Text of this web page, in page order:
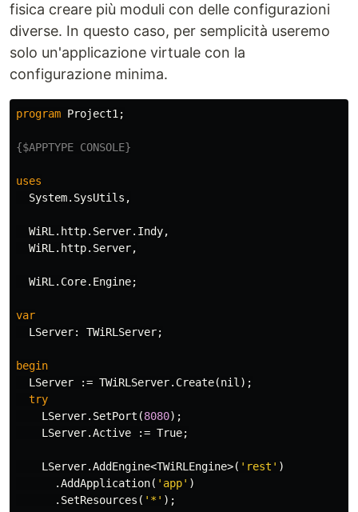
fisica creare più moduli con delle configurazioni
diverse. In questo caso, per semplicità useremo
solo un'applicazione virtuale con la
configurazione minima.
program Project1 ;
{$APPTYPE CONSOLE}
uses
System. SysUtils ,
WiRL . http. Server. Indy,
WiRL . http. Server,
WiRL . Core. Engine;
var
LServer: TWiRLServer;
begin
LServer
:= TWiRLServer. Create(nil );
try
LServer. SetPort (8080);
LServer.Active := True;
LServer.AddEngine<TWiRLEngine>( 'rest' )
.AddApplication( 'app' )
. SetResources ( '*' );